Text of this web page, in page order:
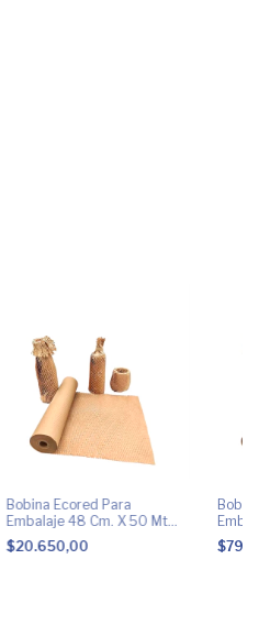
Bobina Ecored Para
Embalaje 48 Cm. X 50 Mts
Bio Panal
$20.650,00
Mts